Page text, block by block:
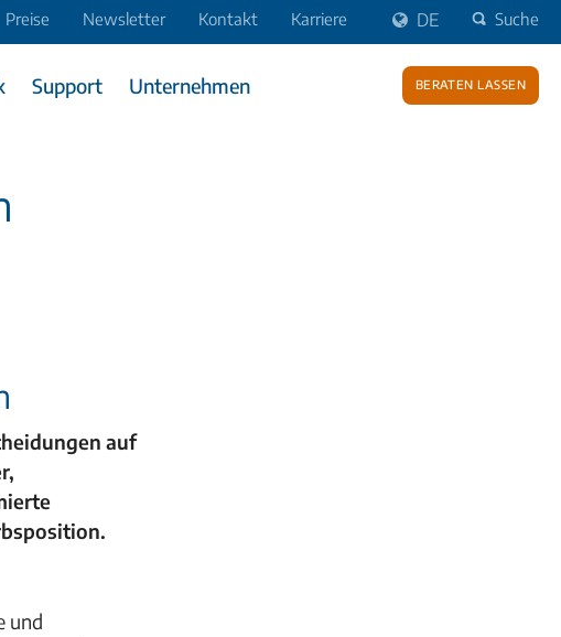
Preise Newsletter Kontakt Karriere DE Suche
Support Unternehmen Beraten lassen
auf
und